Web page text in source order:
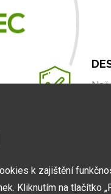
k zajištění
Kliknutím na tlačítko